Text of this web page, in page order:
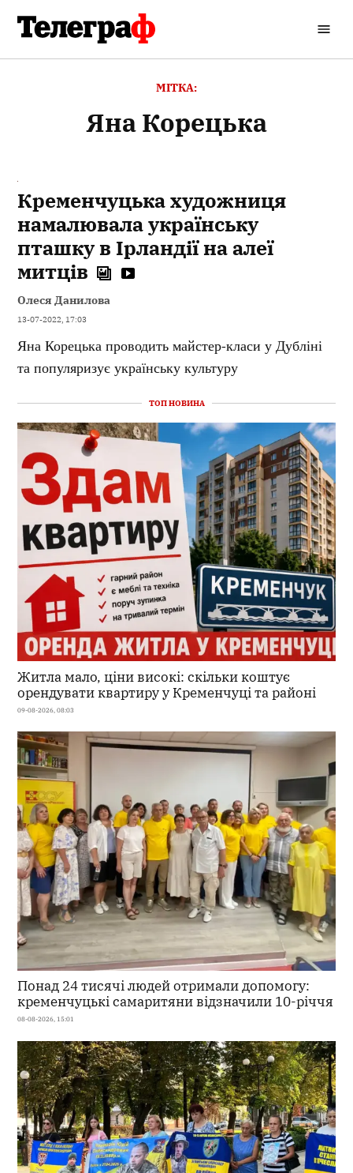
вмісту
Телеграф
МІТКА:
Яна Корецька
Кременчуцька художниця
намалювала українську
пташку в Ірландії на алеї
митців
Олеся Данилова
13-07-2022, 17:03
Яна Корецька проводить майстер-класи у Дубліні
та популяризує українську культуру
ТОП НОВИНА
Житла мало, ціни високі: скільки коштує
орендувати квартиру у Кременчуці та районі
09-08-2026, 08:03
Понад 24 тисячі людей отримали допомогу:
кременчуцькі самаритяни відзначили 10-річчя
08-08-2026, 15:01